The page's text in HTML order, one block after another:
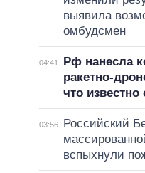
выявила
омбудсмен
04:41
Рф нанесла
ракетно-
что
03:56
Российский
вспыхнули